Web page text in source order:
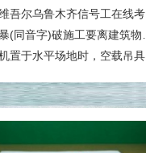
吾尔乌鲁木齐信号工在线考试真题
字)破施工要离建筑物100N以外，距高压电线100M以外。
平场地时，空载吊具垂直中心线至回转中心线之间的水平距离称为()。